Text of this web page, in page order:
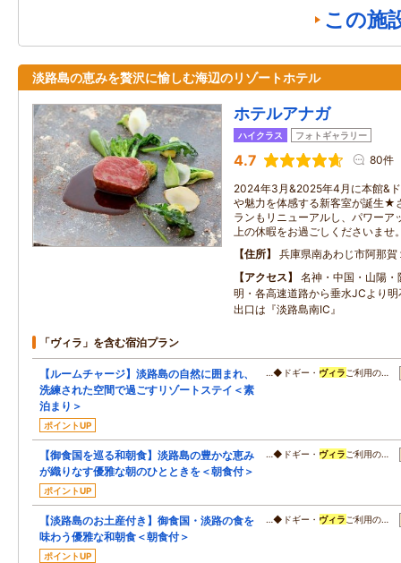
この施
淡路島の恵みを贅沢に愉しむ海辺のリゾートホテル
ホテルアナガ
ハイクラス フォトギャラリー
4.7 80件
2024年3月&2025年4月に本館&
や魅力を体感する新客室が誕生★
ランもリニューアルし、パワーア
上の休暇をお過ごしくださいませ
住所
兵庫県南あわじ市阿那賀
アクセス
名神・中国・山陽
明・各高速道路から垂水JCより
出口は『淡路島南IC』
「ヴィラ」を含む宿泊プラン
【ルームチャージ】淡路島の自然に囲まれ、
洗練された空間で過ごすリゾートステイ＜素
泊まり＞
ポイントUP
…◆ドギー・ ヴィラ ご利用の…
【御食国を巡る和朝食】淡路島の豊かな恵み
が織りなす優雅な朝のひとときを＜朝食付＞
ポイントUP
…◆ドギー・ ヴィラ ご利用の…
【淡路島のお土産付き】御食国・淡路の食を
味わう優雅な和朝食＜朝食付＞
ポイントUP
…◆ドギー・ ヴィラ ご利用の…